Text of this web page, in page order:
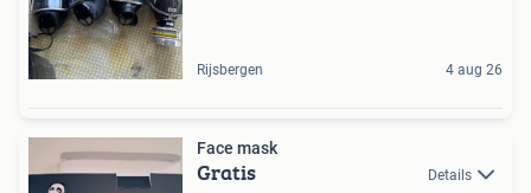
Rijsbergen 4 aug 26
Face mask
Gratis Details